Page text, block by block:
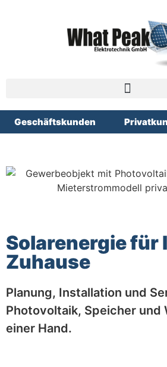
Geschäftskunden
Solarenergie für
Zuhause
Planung, Installation und
Photovoltaik, Speicher und
einer Hand.